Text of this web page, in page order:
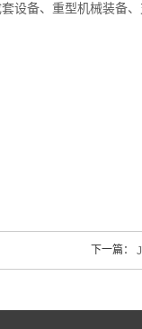
设备、重型机械装备
下一篇：